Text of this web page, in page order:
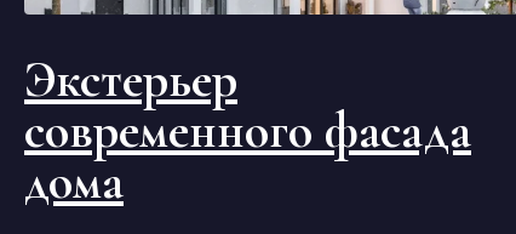
Экстерьер
современного фасада
дома